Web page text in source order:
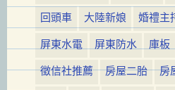
回頭車
大陸新娘 婚禮主
屏東水電
屏東防水 庫板
徵信社推薦
房屋二胎 房